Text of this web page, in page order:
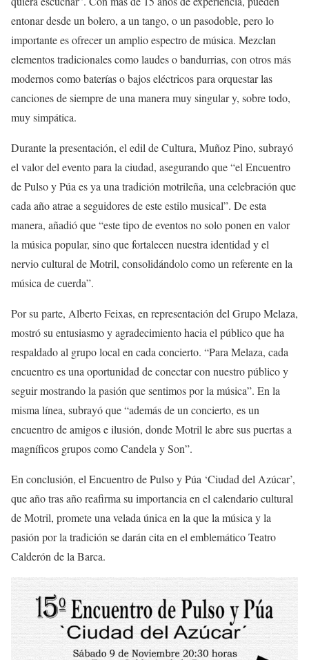
entonar desde un bolero, a un tango, o un pasodoble, pero lo
importante es ofrecer un amplio espectro de música. Mezclan
elementos tradicionales como laudes o bandurrias, con otros más
modernos como baterías o bajos eléctricos para orquestar las
canciones de siempre de una manera muy singular y, sobre todo,
muy simpática.
Durante la presentación, el edil de Cultura, Muñoz Pino, subrayó
el valor del evento para la ciudad, asegurando que “el Encuentro
de Pulso y Púa es ya una tradición motrileña, una celebración que
cada año atrae a seguidores de este estilo musical”. De esta
manera, añadió que “este tipo de eventos no solo ponen en valor
la música popular, sino que fortalecen nuestra identidad y el
nervio cultural de Motril, consolidándolo como un referente en la
música de cuerda”.
Por su parte, Alberto Feixas, en representación del Grupo Melaza,
mostró su entusiasmo y agradecimiento hacia el público que ha
respaldado al grupo local en cada concierto. “Para Melaza, cada
encuentro es una oportunidad de conectar con nuestro público y
seguir mostrando la pasión que sentimos por la música”. En la
misma línea, subrayó que “además de un concierto, es un
encuentro de amigos e ilusión, donde Motril le abre sus puertas a
magníficos grupos como Candela y Son”.
En conclusión, el Encuentro de Pulso y Púa ‘Ciudad del Azúcar’,
que año tras año reafirma su importancia en el calendario cultural
de Motril, promete una velada única en la que la música y la
pasión por la tradición se darán cita en el emblemático Teatro
Calderón de la Barca.